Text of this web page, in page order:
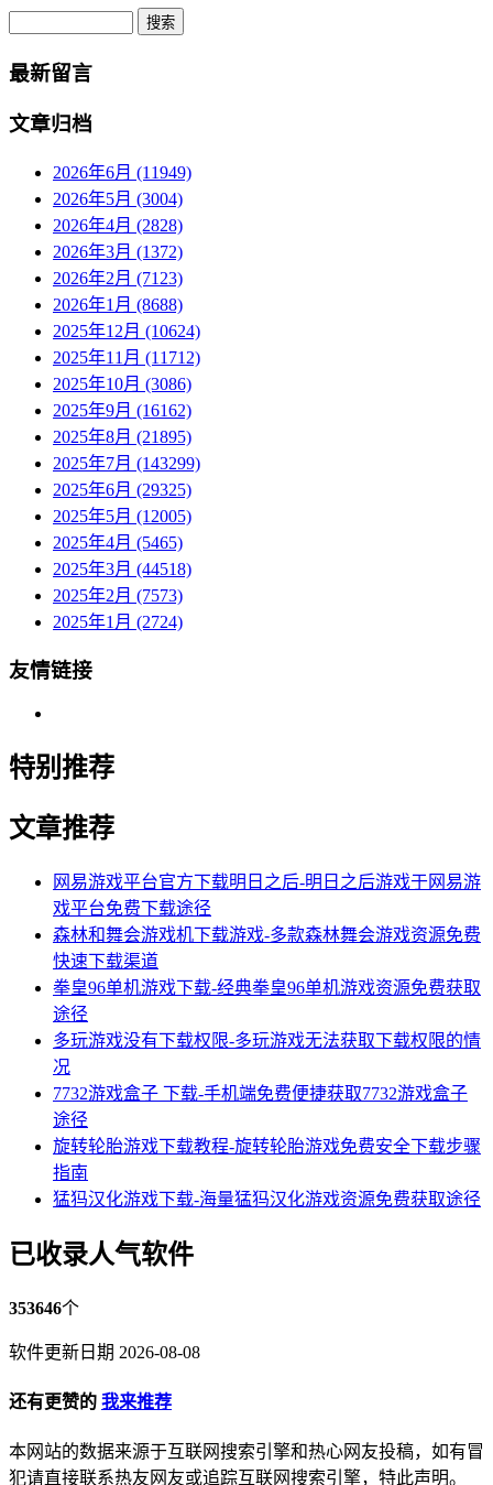
Search
最新留言
文章归档
2026年6月 (11949)
2026年5月 (3004)
2026年4月 (2828)
2026年3月 (1372)
2026年2月 (7123)
2026年1月 (8688)
2025年12月 (10624)
2025年11月 (11712)
2025年10月 (3086)
2025年9月 (16162)
2025年8月 (21895)
2025年7月 (143299)
2025年6月 (29325)
2025年5月 (12005)
2025年4月 (5465)
2025年3月 (44518)
2025年2月 (7573)
2025年1月 (2724)
友情链接
特别推荐
文章推荐
网易游戏平台官方下载明日之后-明日之后游戏于网易游
戏平台免费下载途径
森林和舞会游戏机下载游戏-多款森林舞会游戏资源免费
快速下载渠道
拳皇96单机游戏下载-经典拳皇96单机游戏资源免费获取
途径
多玩游戏没有下载权限-多玩游戏无法获取下载权限的情
况
7732游戏盒子 下载-手机端免费便捷获取7732游戏盒子
途径
旋转轮胎游戏下载教程-旋转轮胎游戏免费安全下载步骤
指南
猛犸汉化游戏下载-海量猛犸汉化游戏资源免费获取途径
已收录人气软件
353646个
软件更新日期 2026-08-08
还有更赞的 我来推荐
本网站的数据来源于互联网搜索引擎和热心网友投稿，如有冒
犯请直接联系热友网友或追踪互联网搜索引擎，特此声明。